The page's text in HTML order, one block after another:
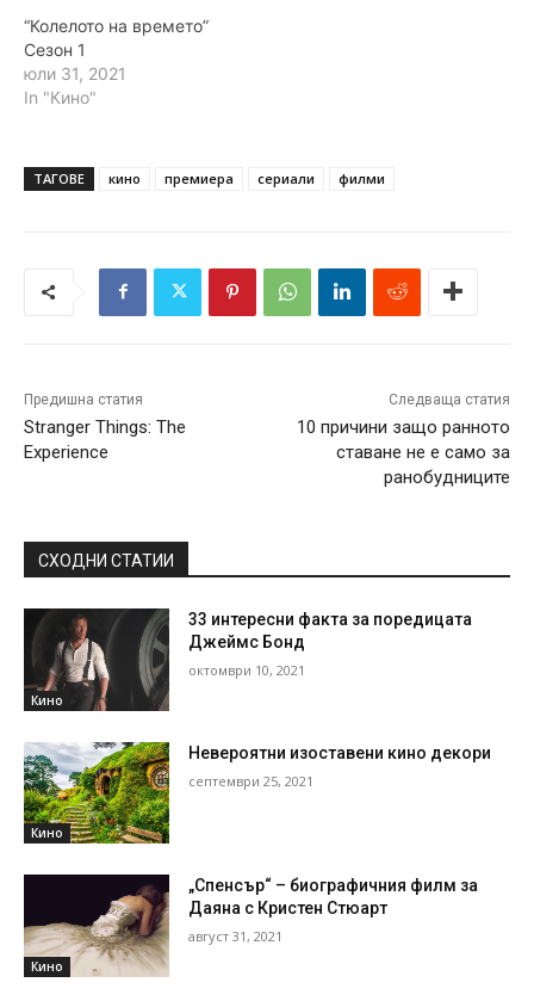
“Колелото на времето”
Сезон 1
юли 31, 2021
In "Кино"
ТАГОВЕ кино премиера сериали филми
Предишна статия
Stranger Things: The
Experience
Следваща статия
10 причини защо ранното
ставане не е само за
ранобудниците
СХОДНИ СТАТИИ
Кино
33 интересни факта за поредицата
Джеймс Бонд
октомври 10, 2021
Кино
Невероятни изоставени кино декори
септември 25, 2021
Кино
„Спенсър“ – биографичния филм за
Даяна с Кристен Стюарт
август 31, 2021